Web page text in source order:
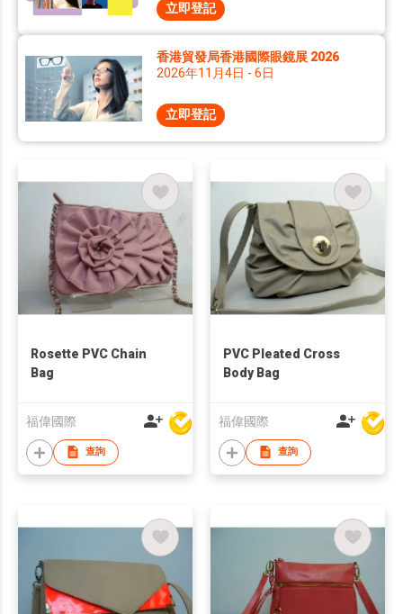
立即登記
香港貿發局香港國際眼鏡展 2026
2026年11月4日 - 6日
立即登記
Rosette PVC Chain
Bag
福偉國際
查詢
PVC Pleated Cross
Body Bag
福偉國際
查詢